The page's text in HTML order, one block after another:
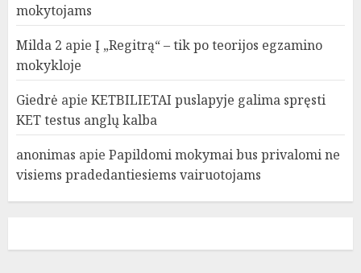
mokytojams
Milda 2 apie Į „Regitrą“ – tik po teorijos egzamino
mokykloje
Giedrė apie KETBILIETAI puslapyje galima spręsti
KET testus anglų kalba
anonimas apie Papildomi mokymai bus privalomi ne
visiems pradedantiesiems vairuotojams